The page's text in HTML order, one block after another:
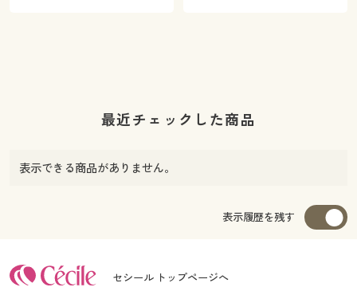
最近チェックした商品
表示できる商品がありません。
表示履歴を残す
セシール トップページへ